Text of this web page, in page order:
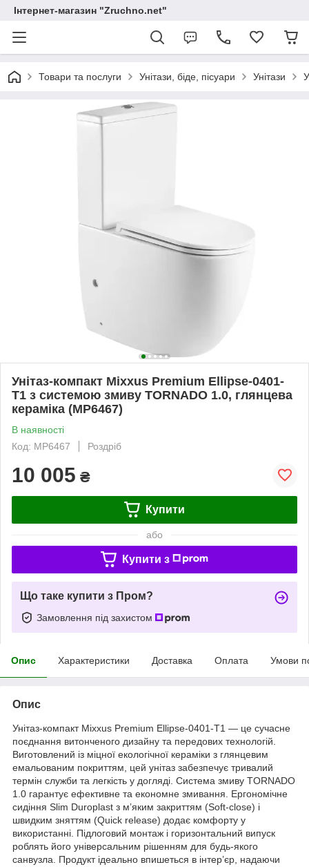
Інтернет-магазин "Zruchno.net"
Товари та послуги Унітази, біде, пісуари Унітази
Унітаз-компакт Mixxus Premium Ellipse-0401-
T1 з системою змиву TORNADO 1.0, глянцева
кераміка (MP6467)
В наявності
Код: MP6467
Роздріб
10 005 ₴
Купити
або
Купити з
Що таке купити з Пром?
Замовлення під захистом
Опис Характеристики Доставка Оплата Умови
Опис
Унітаз-компакт Mixxus Premium Ellipse-0401-T1 — це сучасне
поєднання витонченого дизайну та передових технологій.
Виготовлений із міцної екологічної кераміки з глянцевим
емальованим покриттям, цей унітаз забезпечує тривалий
термін служби та легкість у догляді. Система змиву TORNADO
1.0 гарантує ефективне та економне змивання. Ергономічне
сидіння Slim Duroplast з м’яким закриттям (Soft-close) і
швидким зняттям (Quick release) додає комфорту у
використанні. Підлоговий монтаж і горизонтальний випуск
роблять його універсальним рішенням для будь-якого
санвузла. Продукт ідеально впишеться в інтер’єр, надаючи